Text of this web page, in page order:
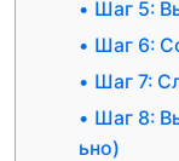
Шаг 5:
Шаг 6:
Шаг 7:
Шаг 8:
ьно)